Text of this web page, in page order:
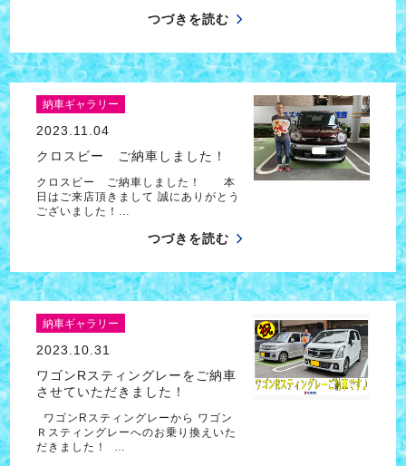
つづきを読む
納車ギャラリー
2023.11.04
クロスビー ご納車しました！
クロスビー ご納車しました！ 本
日はご来店頂きまして 誠にありがとう
ございました！…
つづきを読む
納車ギャラリー
2023.10.31
ワゴンRスティングレーをご納車
させていただきました！
ワゴンRスティングレーから ワゴン
Ｒスティングレーへのお乗り換えいた
だきました！ …